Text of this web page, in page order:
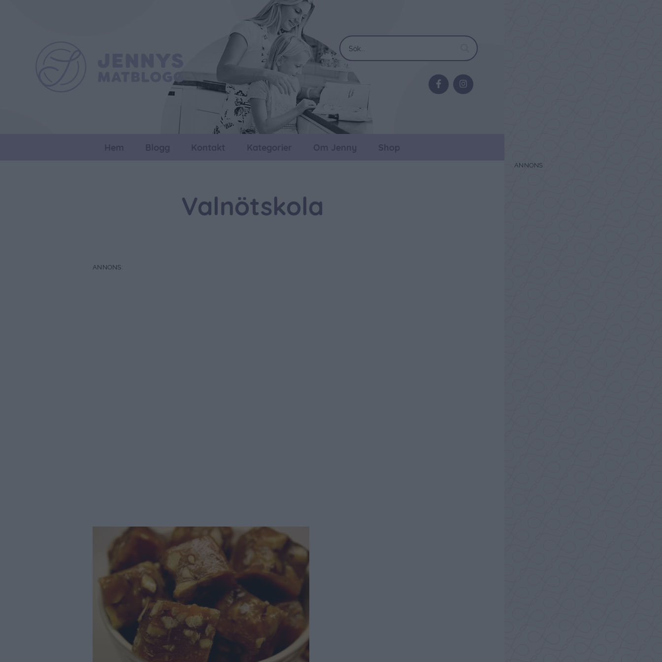
Hem Blogg Kontakt Kategorier Om Jenny Shop
Valnötskola